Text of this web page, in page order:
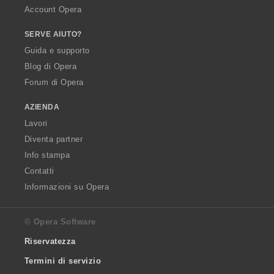
Account Opera
SERVE AIUTO?
Guida e supporto
Blog di Opera
Forum di Opera
AZIENDA
Lavori
Diventa partner
Info stampa
Contatti
Informazioni su Opera
© Opera Software
Riservatezza
Termini di servizio